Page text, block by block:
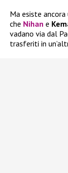
Ma esiste
che Nihan e
vadano via dal
trasferiti in